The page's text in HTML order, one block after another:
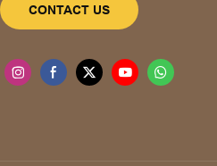
CONTACT US